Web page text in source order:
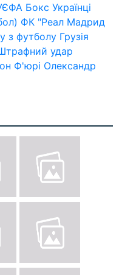
Бокс Українці
ФК "Реал Мадрид
з футболу Грузія
удар
Ф'юрі Олександр